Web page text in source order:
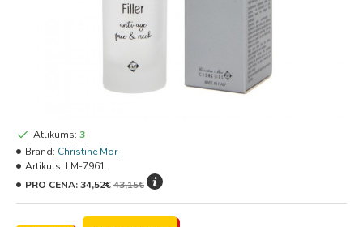
Atlikums: 3
Brand: Christine Mor
Artikuls: LM-7961
PRO CENA:34,52€43,15€